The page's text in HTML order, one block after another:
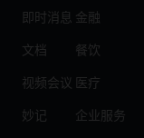
即时消息
文档
视频会议
妙记
金融
餐饮
医疗
企业服务